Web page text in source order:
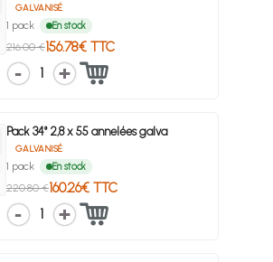
GALVANISÉ
1 pack En stock
216.00 €156.78€ TTC
1
Pack 34° 2,8 x 55 annelées galva
GALVANISÉ
1 pack En stock
220.80 €160.26€ TTC
1